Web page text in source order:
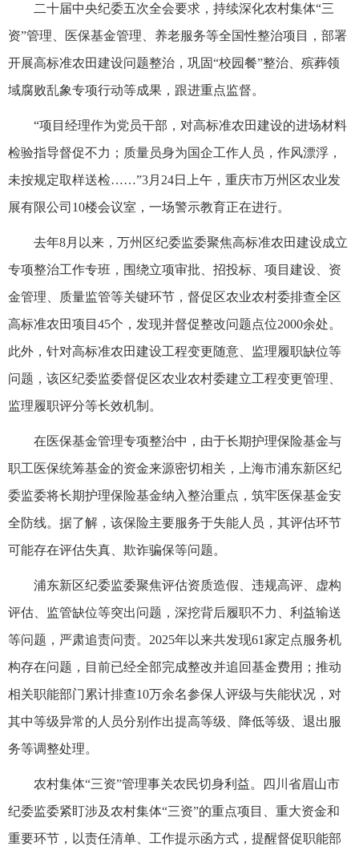
二十届中央纪委五次全会要求，持续深化农村集体“三
资”管理、医保基金管理、养老服务等全国性整治项目，部署
开展高标准农田建设问题整治，巩固“校园餐”整治、殡葬领
域腐败乱象专项行动等成果，跟进重点监督。
“项目经理作为党员干部，对高标准农田建设的进场材料
检验指导督促不力；质量员身为国企工作人员，作风漂浮，
未按规定取样送检……”3月24日上午，重庆市万州区农业发
展有限公司10楼会议室，一场警示教育正在进行。
去年8月以来，万州区纪委监委聚焦高标准农田建设成立
专项整治工作专班，围绕立项审批、招投标、项目建设、资
金管理、质量监管等关键环节，督促区农业农村委排查全区
高标准农田项目45个，发现并督促整改问题点位2000余处。
此外，针对高标准农田建设工程变更随意、监理履职缺位等
问题，该区纪委监委督促区农业农村委建立工程变更管理、
监理履职评分等长效机制。
在医保基金管理专项整治中，由于长期护理保险基金与
职工医保统筹基金的资金来源密切相关，上海市浦东新区纪
委监委将长期护理保险基金纳入整治重点，筑牢医保基金安
全防线。据了解，该保险主要服务于失能人员，其评估环节
可能存在评估失真、欺诈骗保等问题。
浦东新区纪委监委聚焦评估资质造假、违规高评、虚构
评估、监管缺位等突出问题，深挖背后履职不力、利益输送
等问题，严肃追责问责。2025年以来共发现61家定点服务机
构存在问题，目前已经全部完成整改并追回基金费用；推动
相关职能部门累计排查10万余名参保人评级与失能状况，对
其中等级异常的人员分别作出提高等级、降低等级、退出服
务等调整处理。
农村集体“三资”管理事关农民切身利益。四川省眉山市
纪委监委紧盯涉及农村集体“三资”的重点项目、重大资金和
重要环节，以责任清单、工作提示函方式，提醒督促职能部